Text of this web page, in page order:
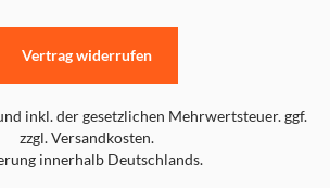
inkl. der gesetzlichen Mehrwertsteuer. ggf.
zzgl. Versandkosten.
innerhalb Deutschlands.
Vertrag widerrufen